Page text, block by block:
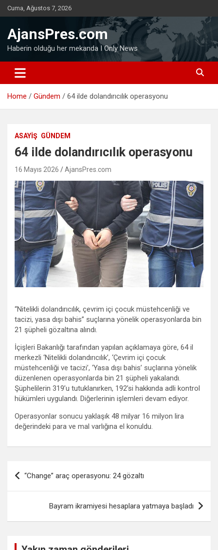
Skip
to
Cuma, Ağustos 7, 2026
AjansPres.com
Haberin olduğu her mekanda I Only News
Home Gündem 64 ilde dolandırıcılık operasyonu
ASAYIŞ GÜNDEM
64 ilde dolandırıcılık operasyonu
16 Mayıs 2026 AjansPres.com
“Nitelikli dolandırıcılık, çevrim içi çocuk müstehcenliği ve
tacizi, yasa dışı bahis” suçlarına yönelik operasyonlarda bin
21 şüpheli gözaltına alındı.
İçişleri Bakanlığı tarafından yapılan açıklamaya göre, 64 il
merkezli ‘Nitelikli dolandırıcılık’, ‘Çevrim içi çocuk
müstehcenliği ve tacizi’, ‘Yasa dışı bahis’ suçlarına yönelik
düzenlenen operasyonlarda bin 21 şüpheli yakalandı.
Şüphelilerin 319’u tutuklanırken, 192’si hakkında adli kontrol
hükümleri uygulandı. Diğerlerinin işlemleri devam ediyor.
Operasyonlar sonucu yaklaşık 48 milyar 16 milyon lira
değerindeki para ve mal varlığına el konuldu.
Yazı
gezinmesi
“Change” araç operasyonu: 24 gözaltı
Bayram ikramiyesi hesaplara yatmaya başladı